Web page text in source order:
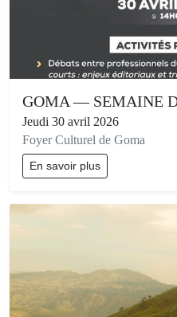
GOMA — SEMAINE
Jeudi 30 avril 2026
Foyer Culturel de Goma
En savoir plus